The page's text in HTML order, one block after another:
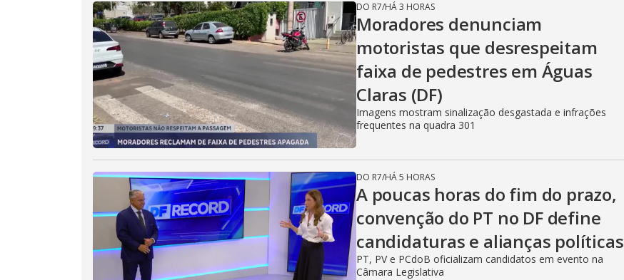
DO R7/HÁ 3 HORAS
Moradores denunciam
motoristas que desrespeitam
faixa de pedestres em Águas
Claras (DF)
Imagens mostram sinalização desgastada e infrações
frequentes na quadra 301
DO R7/HÁ 5 HORAS
A poucas horas do fim do prazo,
convenção do PT no DF define
candidaturas e alianças políticas
PT, PV e PCdoB oficializam candidatos em evento na
Câmara Legislativa